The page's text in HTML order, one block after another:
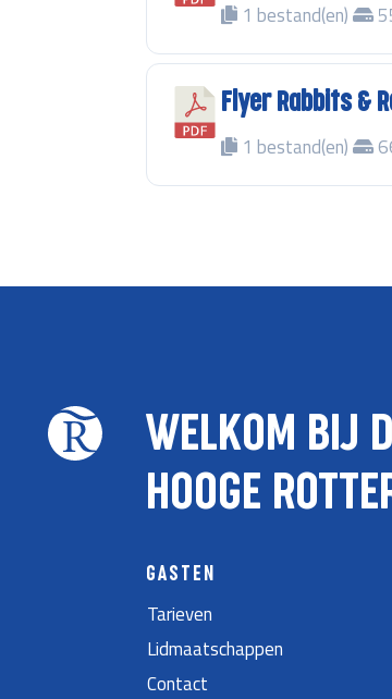
1 bestand(en)
Flyer Rabbits &
1 bestand(en)
WELKOM BIJ
HOOGE
GASTEN
Tarieven
Lidmaatschappen
Contact